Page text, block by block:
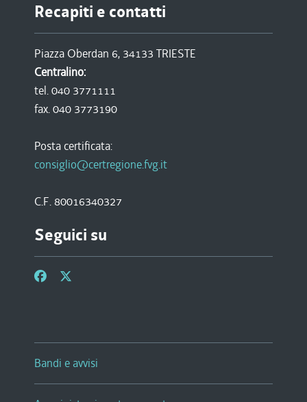
Recapiti e contatti
Piazza Oberdan 6, 34133 TRIESTE
Centralino:
tel. 040 3771111
fax. 040 3773190
Posta certificata:
consiglio@certregione.fvg.it
C.F. 80016340327
Seguici su
Bandi e avvisi